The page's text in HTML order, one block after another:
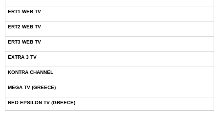
ERT1 WEB TV
ERT2 WEB TV
ERT3 WEB TV
EXTRA 3 TV
KONTRA CHANNEL
MEGA TV (GREECE)
NEO EPSILON TV (GREECE)